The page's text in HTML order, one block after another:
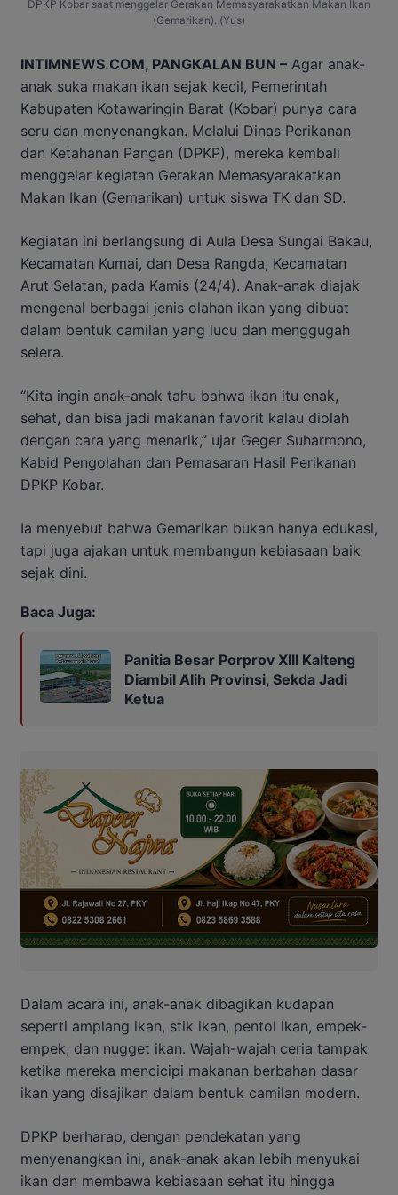
DPKP Kobar saat menggelar Gerakan Memasyarakatkan Makan Ikan
(Gemarikan). (Yus)
INTIMNEWS.COM, PANGKALAN BUN – Agar anak-
anak suka makan ikan sejak kecil, Pemerintah
Kabupaten Kotawaringin Barat (Kobar) punya cara
seru dan menyenangkan. Melalui Dinas Perikanan
dan Ketahanan Pangan (DPKP), mereka kembali
menggelar kegiatan Gerakan Memasyarakatkan
Makan Ikan (Gemarikan) untuk siswa TK dan SD.
Kegiatan ini berlangsung di Aula Desa Sungai Bakau,
Kecamatan Kumai, dan Desa Rangda, Kecamatan
Arut Selatan, pada Kamis (24/4). Anak-anak diajak
mengenal berbagai jenis olahan ikan yang dibuat
dalam bentuk camilan yang lucu dan menggugah
selera.
“Kita ingin anak-anak tahu bahwa ikan itu enak,
sehat, dan bisa jadi makanan favorit kalau diolah
dengan cara yang menarik,” ujar Geger Suharmono,
Kabid Pengolahan dan Pemasaran Hasil Perikanan
DPKP Kobar.
Ia menyebut bahwa Gemarikan bukan hanya edukasi,
tapi juga ajakan untuk membangun kebiasaan baik
sejak dini.
Baca Juga:
Panitia Besar Porprov Xlll Kalteng
Diambil Alih Provinsi, Sekda Jadi
Ketua
Dalam acara ini, anak-anak dibagikan kudapan
seperti amplang ikan, stik ikan, pentol ikan, empek-
empek, dan nugget ikan. Wajah-wajah ceria tampak
ketika mereka mencicipi makanan berbahan dasar
ikan yang disajikan dalam bentuk camilan modern.
DPKP berharap, dengan pendekatan yang
menyenangkan ini, anak-anak akan lebih menyukai
ikan dan membawa kebiasaan sehat itu hingga